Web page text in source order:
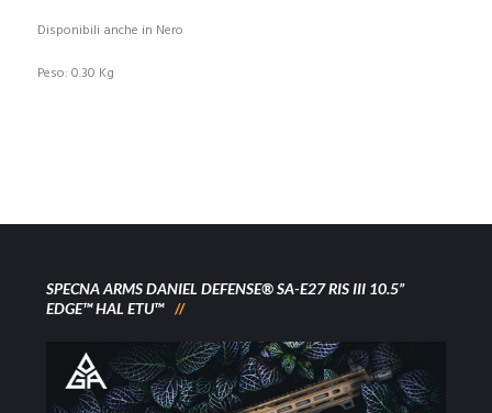
Disponibili anche in Nero
Peso: 0.30 Kg
SPECNA ARMS DANIEL DEFENSE® SA-E27 RIS III 10.5”
EDGE™ HAL ETU™